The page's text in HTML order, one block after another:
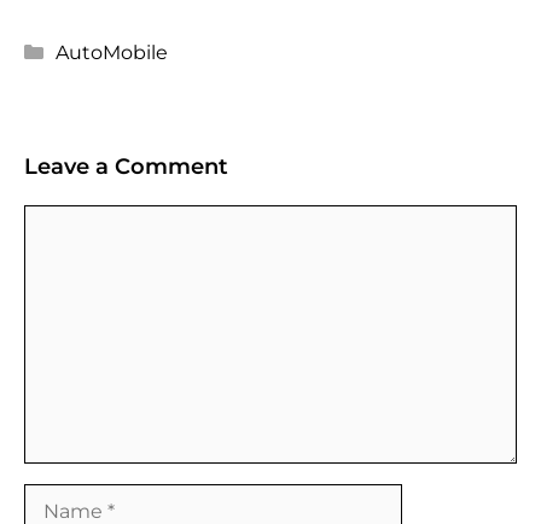
Categories
AutoMobile
Leave a Comment